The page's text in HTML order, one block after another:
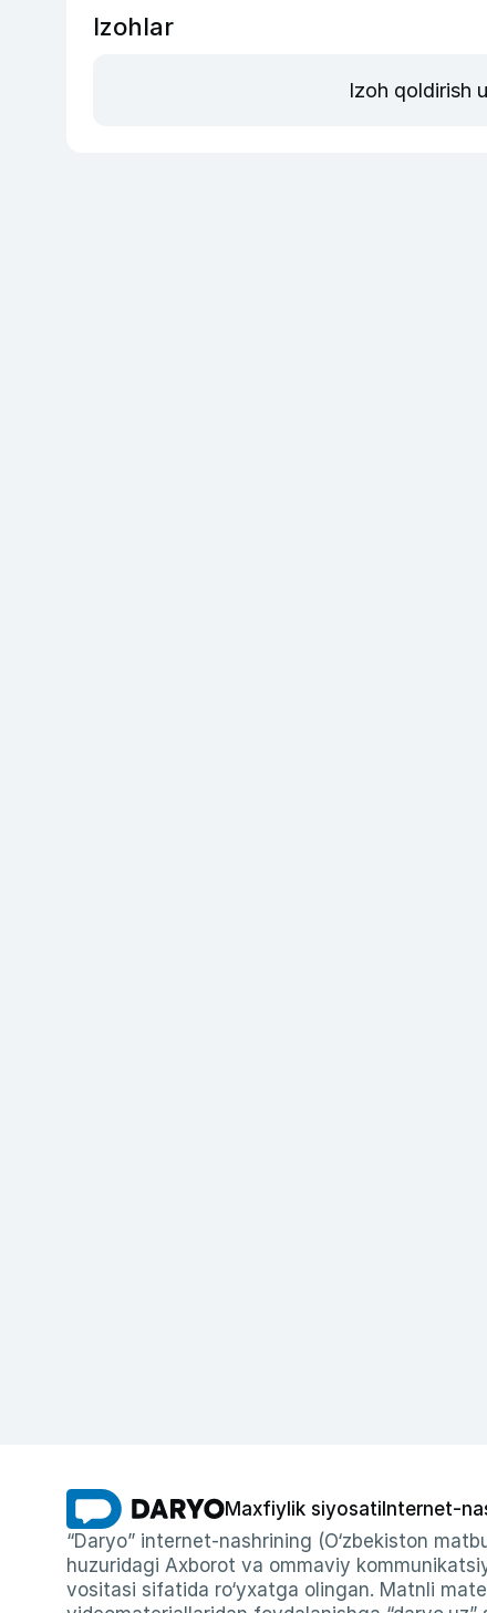
Izohlar
Izoh qoldirish
Maxfiylik siyosati Internet-
“Daryo” internet-nashrining (O‘zbekiston
huzuridagi Axborot va ommaviy
vositasi sifatida ro‘yxatga olingan. Matnli